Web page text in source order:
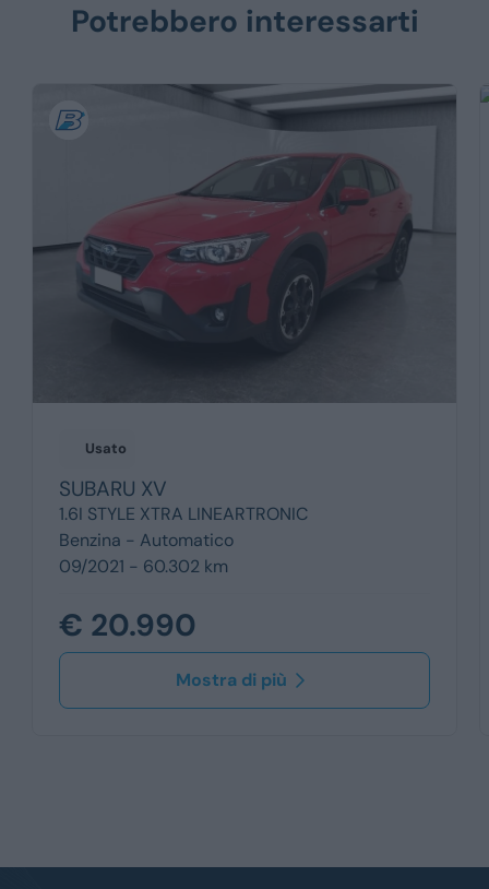
Potrebbero interessarti
Usato
SUBARU XV
1.6I STYLE XTRA LINEARTRONIC
Benzina - Automatico
09/2021 - 60.302 km
€ 20.990
Mostra di più